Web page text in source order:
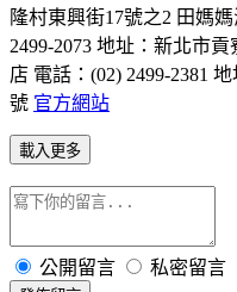
隆村東興街17號之2 田媽
2499-2073 地址：新北市
店 電話：(02) 2499-2381
號 官方網站
載入更多
公開留言 私密留言